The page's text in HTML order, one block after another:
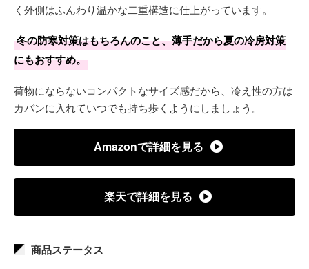
く外側はふんわり温かな二重構造に仕上がっています。
冬の防寒対策はもちろんのこと、薄手だから夏の冷房対策
にもおすすめ。
荷物にならないコンパクトなサイズ感だから、冷え性の方は
カバンに入れていつでも持ち歩くようにしましょう。
Amazonで詳細を見る
楽天で詳細を見る
商品ステータス